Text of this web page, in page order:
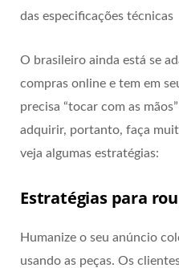
das especificações técnicas
O brasileiro ainda está se
compras online e tem em
precisa “tocar com as
adquirir, portanto, faça
veja algumas estratégias:
Estratégias para
Humanize o seu anúncio
usando as peças. Os